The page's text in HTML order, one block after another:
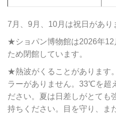
7月、9月、10月は祝日があり
★ショパン博物館は2026年
ため閉館しています。
★熱波がくることがあります
ラーがありません。33℃を超
ださい。夏は日差しがとても
持ちください。目を守り、ま